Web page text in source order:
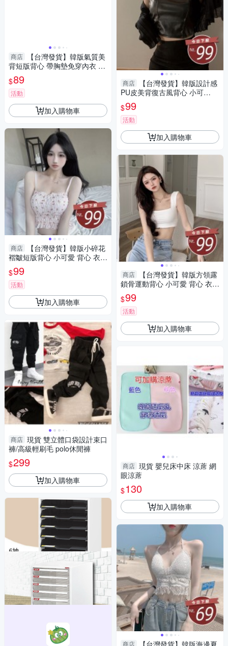
商店
【台灣發貨】韓版氣質美
背短版背心 帶胸墊免穿內衣 小
可愛 背心 衣服 女裝 上衣【V2
76】
$89
活動
加入購物車
商店
【台灣發貨】韓版小碎花
褶皺短版背心 小可愛 背心 衣
服 女裝 上衣【V349】
$99
活動
加入購物車
商店 現貨 雙立體口袋設計束口
褲/高級輕刷毛 polo休閒褲
$299
加入購物車
商店
【台灣發貨】韓版設計感
PU皮美背復古風背心 小可
愛 背心 衣服 女裝 上衣【V17
4】
$99
活動
加入購物車
商店
【台灣發貨】韓版方領露
鎖骨運動背心 小可愛 背心 衣
服 女裝 上衣【V202】
$99
活動
加入購物車
商店 現貨 嬰兒床中床 涼蓆 網
眼涼蓆
$130
加入購物車
商店